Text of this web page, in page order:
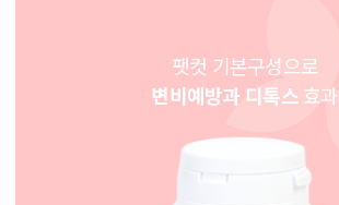
팻컷 기본구성으로
변비예방과 디톡스효과